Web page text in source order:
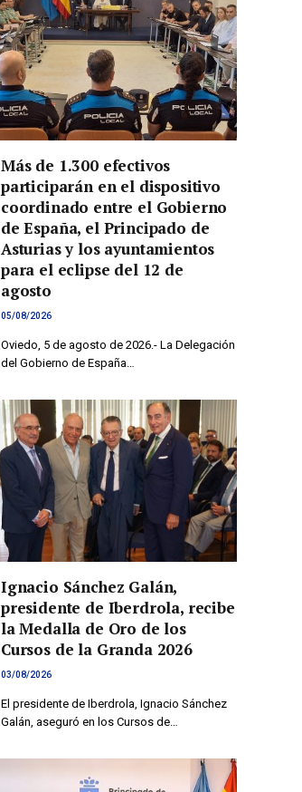
Más de 1.300 efectivos
participarán en el dispositivo
coordinado entre el Gobierno
de España, el Principado de
Asturias y los ayuntamientos
para el eclipse del 12 de
agosto
05/08/2026
Oviedo, 5 de agosto de 2026.- La Delegación
del Gobierno de España…
Ignacio Sánchez Galán,
presidente de Iberdrola, recibe
la Medalla de Oro de los
Cursos de la Granda 2026
03/08/2026
El presidente de Iberdrola, Ignacio Sánchez
Galán, aseguró en los Cursos de…